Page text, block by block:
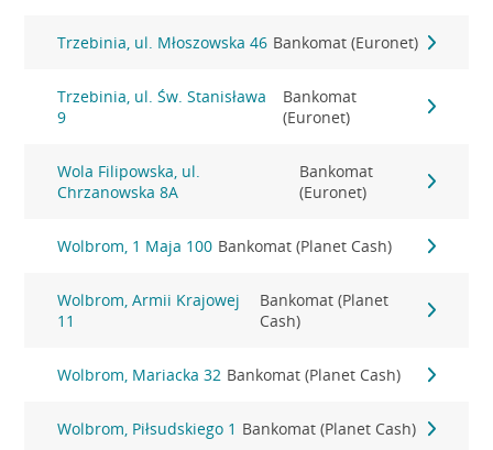
Trzebinia, ul. Młoszowska 46 Bankomat (Euronet)
Trzebinia, ul. Św. Stanisława
9
Bankomat
(Euronet)
Wola Filipowska, ul.
Chrzanowska 8A
Bankomat
(Euronet)
Wolbrom, 1 Maja 100 Bankomat (Planet Cash)
Wolbrom, Armii Krajowej
11
Bankomat (Planet
Cash)
Wolbrom, Mariacka 32 Bankomat (Planet Cash)
Wolbrom, Piłsudskiego 1 Bankomat (Planet Cash)